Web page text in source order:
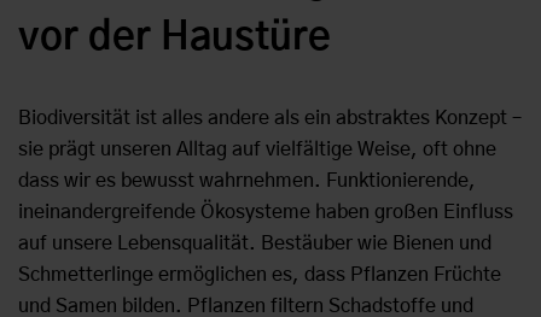
vor der Haustüre
Biodiversität ist alles andere als ein abstraktes Konzept –
sie prägt unseren Alltag auf vielfältige Weise, oft ohne
dass wir es bewusst wahrnehmen. Funktionierende,
ineinandergreifende Ökosysteme haben großen Einfluss
auf unsere Lebensqualität. Bestäuber wie Bienen und
Schmetterlinge ermöglichen es, dass Pflanzen Früchte
und Samen bilden. Pflanzen filtern Schadstoffe und